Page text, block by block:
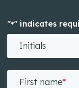
"*" indicates
Initials
First name*